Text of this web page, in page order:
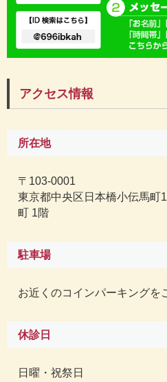
アクセス情報
所在地
〒103-0001
東京都中央区日本橋小伝馬町
町 1階
駐車場
お近くのコインパーキングを
休診日
日曜・祝祭日